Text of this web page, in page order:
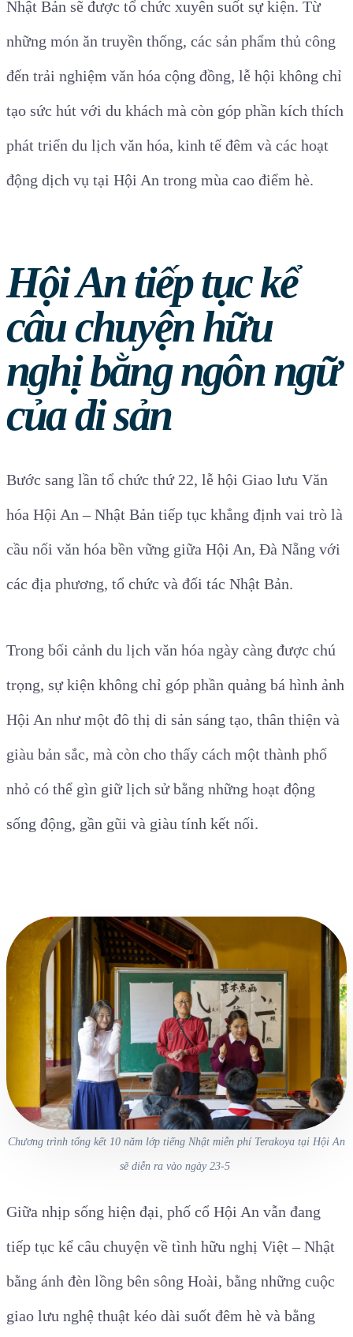
Nhật Bản sẽ được tổ chức xuyên suốt sự kiện. Từ
những món ăn truyền thống, các sản phẩm thủ công
đến trải nghiệm văn hóa cộng đồng, lễ hội không chỉ
tạo sức hút với du khách mà còn góp phần kích thích
phát triển du lịch văn hóa, kinh tế đêm và các hoạt
động dịch vụ tại Hội An trong mùa cao điểm hè.
Hội An tiếp tục kể
câu chuyện hữu
nghị bằng ngôn ngữ
của di sản
Bước sang lần tổ chức thứ 22, lễ hội Giao lưu Văn
hóa Hội An – Nhật Bản tiếp tục khẳng định vai trò là
cầu nối văn hóa bền vững giữa Hội An, Đà Nẵng với
các địa phương, tổ chức và đối tác Nhật Bản.
Trong bối cảnh du lịch văn hóa ngày càng được chú
trọng, sự kiện không chỉ góp phần quảng bá hình ảnh
Hội An như một đô thị di sản sáng tạo, thân thiện và
giàu bản sắc, mà còn cho thấy cách một thành phố
nhỏ có thể gìn giữ lịch sử bằng những hoạt động
sống động, gần gũi và giàu tính kết nối.
Chương trình tổng kết 10 năm lớp tiếng Nhật miễn phí Terakoya tại Hội An
sẽ diễn ra vào ngày 23-5
Giữa nhịp sống hiện đại, phố cổ Hội An vẫn đang
tiếp tục kể câu chuyện về tình hữu nghị Việt – Nhật
bằng ánh đèn lồng bên sông Hoài, bằng những cuộc
giao lưu nghệ thuật kéo dài suốt đêm hè và bằng